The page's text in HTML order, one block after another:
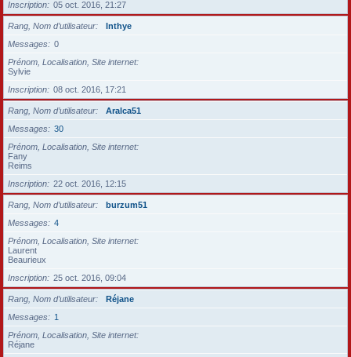
Inscription
05 oct. 2016, 21:27
Rang, Nom d’utilisateur
Inthye
Messages
0
Prénom, Localisation, Site internet
Sylvie
Inscription
08 oct. 2016, 17:21
Rang, Nom d’utilisateur
Aralca51
Messages
30
Prénom, Localisation, Site internet
Fany
Reims
Inscription
22 oct. 2016, 12:15
Rang, Nom d’utilisateur
burzum51
Messages
4
Prénom, Localisation, Site internet
Laurent
Beaurieux
Inscription
25 oct. 2016, 09:04
Rang, Nom d’utilisateur
Réjane
Messages
1
Prénom, Localisation, Site internet
Réjane